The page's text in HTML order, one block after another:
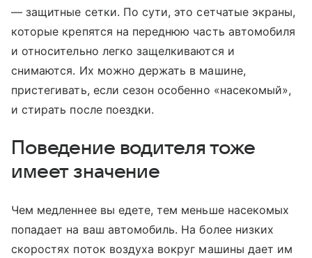
— защитные сетки. По сути, это сетчатые экраны,
которые крепятся на переднюю часть автомобиля
и относительно легко защелкиваются и
снимаются. Их можно держать в машине,
пристегивать, если сезон особенно «насекомый»,
и стирать после поездки.
Поведение водителя тоже
имеет значение
Чем медленнее вы едете, тем меньше насекомых
попадает на ваш автомобиль. На более низких
скоростях поток воздуха вокруг машины дает им